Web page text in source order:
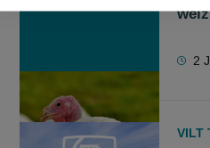
2
VILT